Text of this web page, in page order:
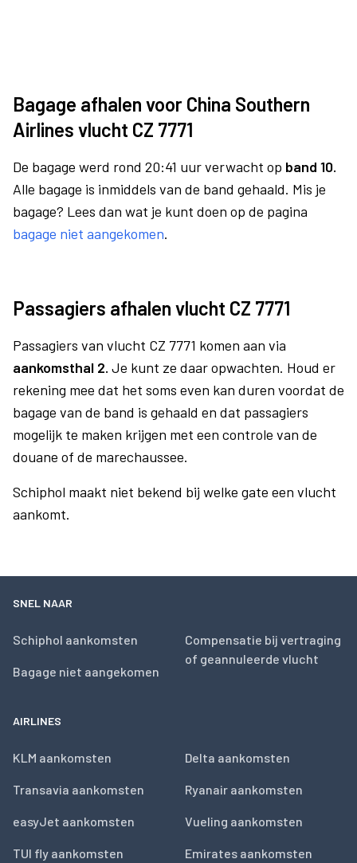
Bagage afhalen voor China Southern
Airlines vlucht CZ 7771
De bagage werd rond 20:41 uur verwacht op band 10.
Alle bagage is inmiddels van de band gehaald. Mis je
bagage? Lees dan wat je kunt doen op de pagina
bagage niet aangekomen.
Passagiers afhalen vlucht CZ 7771
Passagiers van vlucht CZ 7771 komen aan via
aankomsthal 2. Je kunt ze daar opwachten. Houd er
rekening mee dat het soms even kan duren voordat de
bagage van de band is gehaald en dat passagiers
mogelijk te maken krijgen met een controle van de
douane of de marechaussee.
Schiphol maakt niet bekend bij welke gate een vlucht
aankomt.
SNEL NAAR
Schiphol aankomsten
Bagage niet aangekomen
Compensatie bij vertraging
of geannuleerde vlucht
AIRLINES
KLM aankomsten
Transavia aankomsten
easyJet aankomsten
TUI fly aankomsten
Delta aankomsten
Ryanair aankomsten
Vueling aankomsten
Emirates aankomsten